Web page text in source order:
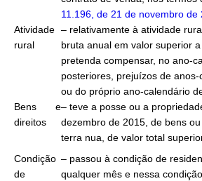
11.196, de 21 de novembro de
Atividade
rural
– relativamente à atividade
bruta anual em valor superior a
pretenda compensar, no ano-
posteriores, prejuízos de
ou do próprio ano-calendário
Bens e
direitos
– teve a posse ou a
dezembro de 2015, de bens
terra nua, de valor total
Condição
de
– passou à condição de
qualquer mês e nessa